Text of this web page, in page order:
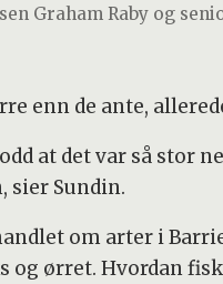
Graham Raby og
enn de ante,
at det var så stor
sier Sundin.
om arter i
og ørret. Hvordan